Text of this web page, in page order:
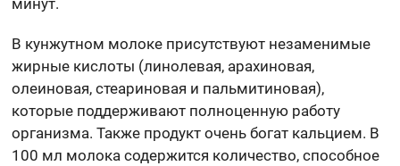
минут.
В кунжутном молоке присутствуют незаменимые
жирные кислоты (линолевая, арахиновая,
олеиновая, стеариновая и пальмитиновая),
которые поддерживают полноценную работу
организма. Также продукт очень богат кальцием. В
100 мл молока содержится количество, способное